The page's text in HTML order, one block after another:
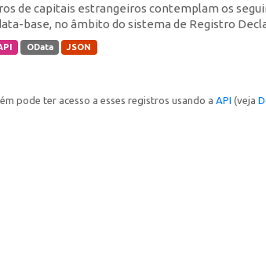
de capitais estrangeiros contemplam os
base, no âmbito do sistema de Registro
OData JSON
pode ter acesso a esses registros usando a API (veja